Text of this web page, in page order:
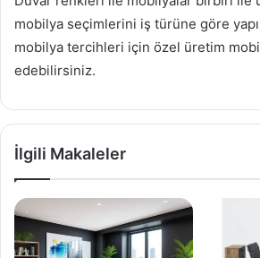
mobilya seçimlerini iş türüne göre
mobilya tercihleri için özel üretim
edebilirsiniz.
İlgili Makaleler